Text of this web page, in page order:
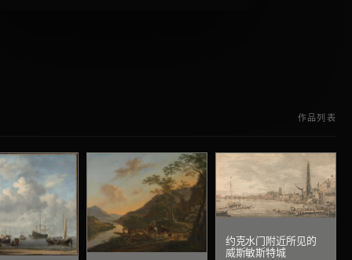
作品列表
约克水门附近所见的
威斯敏斯特城